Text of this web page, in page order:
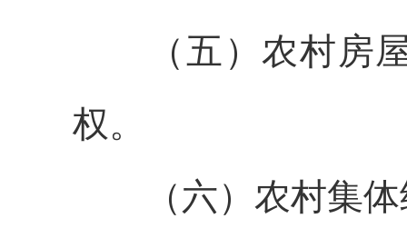
（五）农村房
权。
（六）农村集体